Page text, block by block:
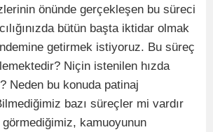
önünde gerçekleşen bu süreci
bütün başta iktidar olmak
getirmek istiyoruz. Bu süreç
Niçin istenilen hızda
Neden bu konuda patinaj
bazı süreçler mi vardır
görmediğimiz, kamuoyunun